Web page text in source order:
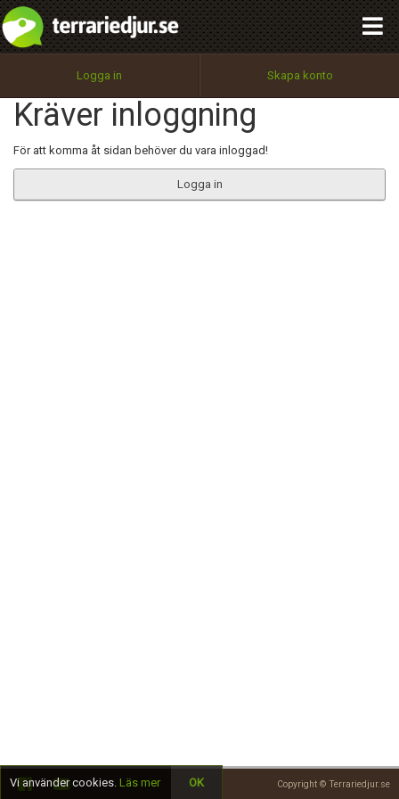
Logga in Skapa konto
Kräver inloggning
För att komma åt sidan behöver du vara inloggad!
Logga in
Copyright © Terrariedjur.se
Utför
100%
OK
integritetspolicy
Namn:
Epost:
Begär nytt lösenord
Tillbaka till förstasidan
Vi använder cookies. Läs mer OK